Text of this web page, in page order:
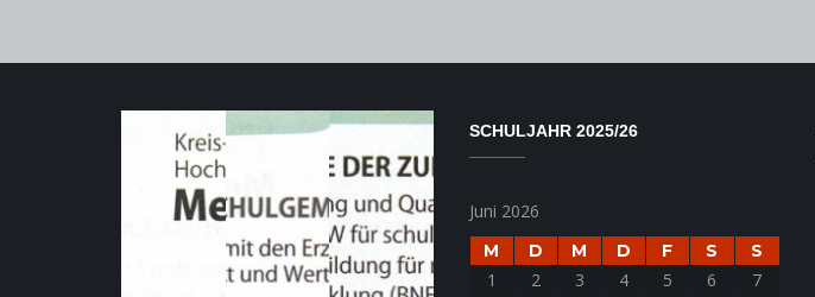
SCHULJAHR 2025/26
Juni 2026
M D M D F S S
1 2 3 4 5 6
7